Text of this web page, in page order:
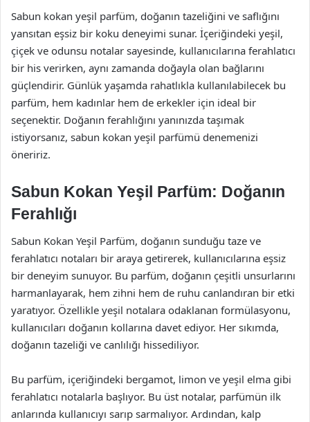
Sabun kokan yeşil parfüm, doğanın tazeliğini ve saflığını
yansıtan eşsiz bir koku deneyimi sunar. İçeriğindeki yeşil,
çiçek ve odunsu notalar sayesinde, kullanıcılarına ferahlatıcı
bir his verirken, aynı zamanda doğayla olan bağlarını
güçlendirir. Günlük yaşamda rahatlıkla kullanılabilecek bu
parfüm, hem kadınlar hem de erkekler için ideal bir
seçenektir. Doğanın ferahlığını yanınızda taşımak
istiyorsanız, sabun kokan yeşil parfümü denemenizi
öneririz.
Sabun Kokan Yeşil Parfüm: Doğanın
Ferahlığı
Sabun Kokan Yeşil Parfüm, doğanın sunduğu taze ve
ferahlatıcı notaları bir araya getirerek, kullanıcılarına eşsiz
bir deneyim sunuyor. Bu parfüm, doğanın çeşitli unsurlarını
harmanlayarak, hem zihni hem de ruhu canlandıran bir etki
yaratıyor. Özellikle yeşil notalara odaklanan formülasyonu,
kullanıcıları doğanın kollarına davet ediyor. Her sıkımda,
doğanın tazeliği ve canlılığı hissediliyor.
Bu parfüm, içeriğindeki bergamot, limon ve yeşil elma gibi
ferahlatıcı notalarla başlıyor. Bu üst notalar, parfümün ilk
anlarında kullanıcıyı sarıp sarmalıyor. Ardından, kalp